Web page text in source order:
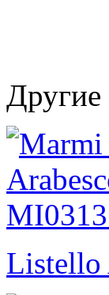
Listello